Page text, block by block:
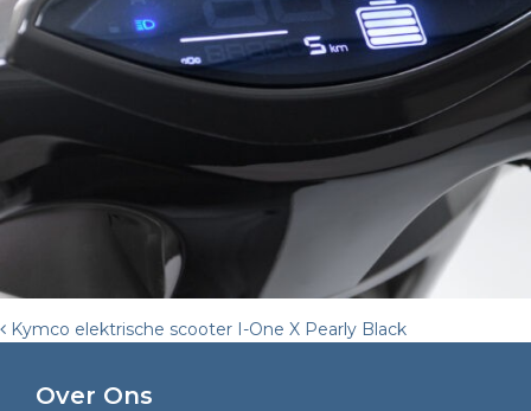
Post
navigation
Kymco elektrische scooter I-One X Pearly Black
Over Ons